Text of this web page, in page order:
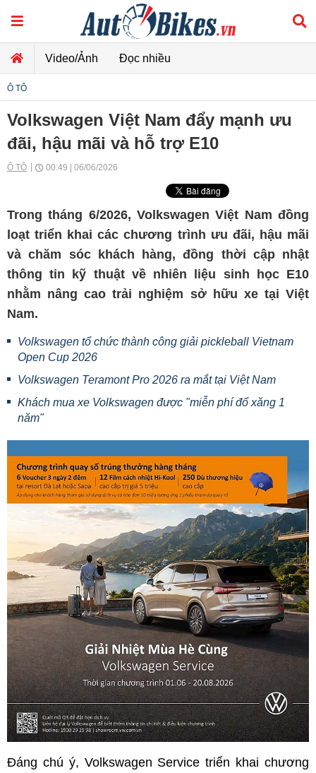
Video/Ảnh Đọc nhiều
Ô TÔ
Volkswagen Việt Nam đẩy mạnh ưu
đãi, hậu mãi và hỗ trợ E10
Ô TÔ 00:49 | 06/06/2026
Trong tháng 6/2026, Volkswagen Việt Nam đồng
loạt triển khai các chương trình ưu đãi, hậu mãi
và chăm sóc khách hàng, đồng thời cập nhật
thông tin kỹ thuật về nhiên liệu sinh học E10
nhằm nâng cao trải nghiệm sở hữu xe tại Việt
Nam.
Volkswagen tổ chức thành công giải pickleball Vietnam
Open Cup 2026
Volkswagen Teramont Pro 2026 ra mắt tại Việt Nam
Khách mua xe Volkswagen được "miễn phí đổ xăng 1
năm"
Đáng chú ý, Volkswagen Service triển khai chương